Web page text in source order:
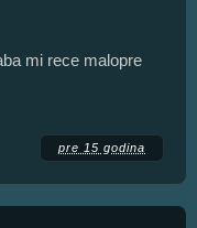
mi rece malopre
pre 15 godina